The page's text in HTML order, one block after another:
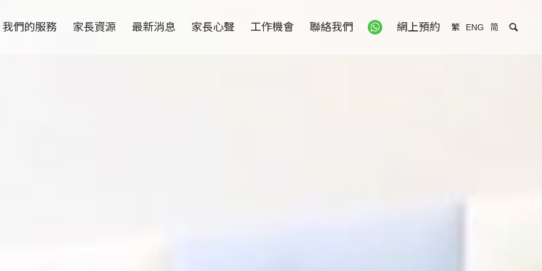
我們的服務 家長資源 最新消息 家長心聲 工作機會 聯絡我們 網上預約 繁 ENG 简